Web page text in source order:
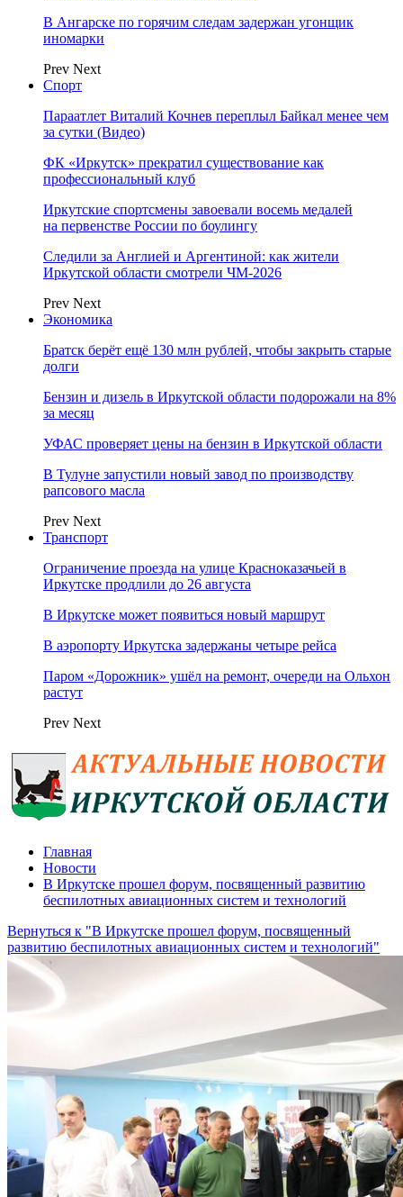
В Ангарске по горячим следам задержан угонщик
иномарки
Prev Next
Спорт
Параатлет Виталий Кочнев переплыл Байкал менее чем
за сутки (Видео)
ФК «Иркутск» прекратил существование как
профессиональный клуб
Иркутские спортсмены завоевали восемь медалей
на первенстве России по боулингу
Следили за Англией и Аргентиной: как жители
Иркутской области смотрели ЧМ-2026
Prev Next
Экономика
Братск берёт ещё 130 млн рублей, чтобы закрыть старые
долги
Бензин и дизель в Иркутской области подорожали на 8%
за месяц
УФАС проверяет цены на бензин в Иркутской области
В Тулуне запустили новый завод по производству
рапсового масла
Prev Next
Транспорт
Ограничение проезда на улице Красноказачьей в
Иркутске продлили до 26 августа
В Иркутске может появиться новый маршрут
В аэропорту Иркутска задержаны четыре рейса
Паром «Дорожник» ушёл на ремонт, очереди на Ольхон
растут
Prev Next
Главная
Новости
В Иркутске прошел форум, посвященный развитию
беспилотных авиационных систем и технологий
Вернуться к "В Иркутске прошел форум, посвященный
развитию беспилотных авиационных систем и технологий"